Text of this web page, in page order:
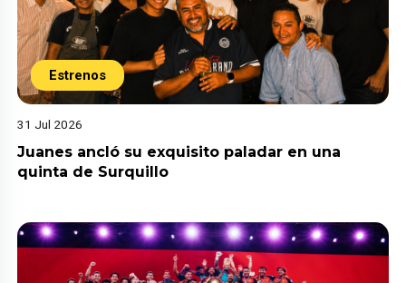
Estrenos
31 Jul 2026
Juanes ancló su exquisito paladar en una
quinta de Surquillo